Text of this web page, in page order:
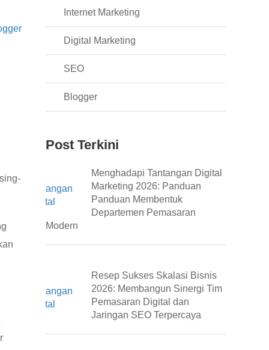
Internet Marketing
Digital Marketing
SEO
Blogger
Post Terkini
Menghadapi Tantangan Digital
Marketing 2026: Panduan
Panduan Membentuk
Departemen Pemasaran
Modern
Resep Sukses Skalasi Bisnis
2026: Membangun Sinergi Tim
Pemasaran Digital dan
Jaringan SEO Terpercaya